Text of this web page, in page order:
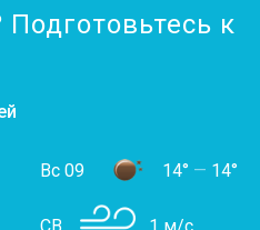
к
Вс 09 14° — 14°